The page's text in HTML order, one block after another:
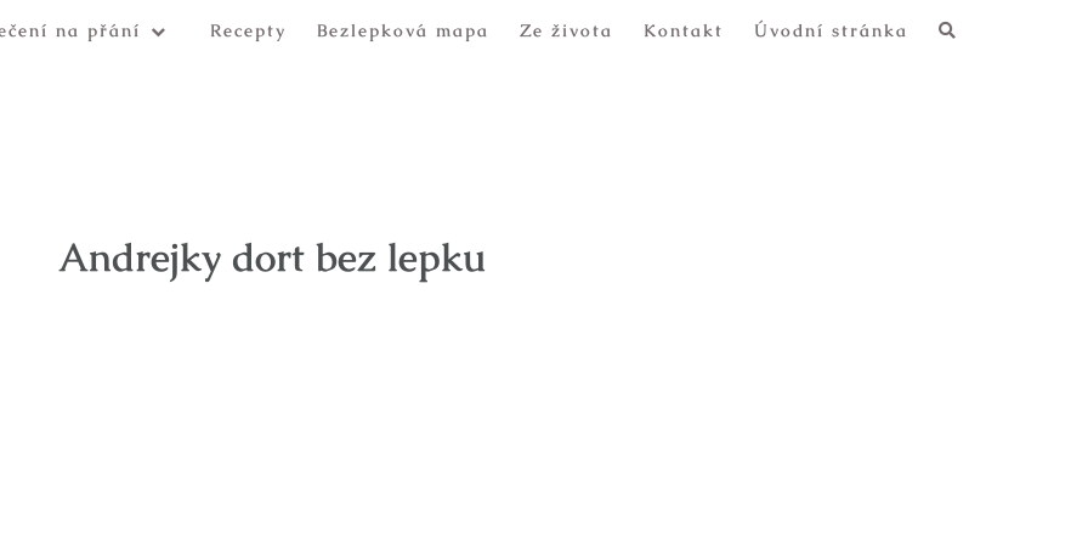
na přání Recepty Bezlepková mapa Ze života Kontakt Úvodní stránka
Andrejky dort bez lepku